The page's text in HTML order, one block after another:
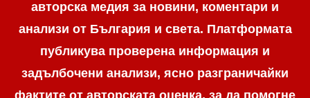
авторска медия за новини, коментари и
анализи от България и света. Платформата
публикува проверена информация и
задълбочени анализи, ясно разграничaйки